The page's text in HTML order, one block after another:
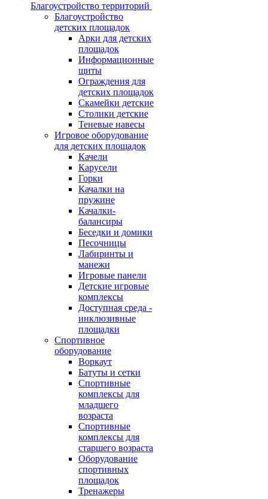
Благоустройство территорий
Благоустройство
детских площадок
Арки для детских
площадок
Информационные
щиты
Ограждения для
детских площадок
Скамейки детские
Столики детские
Теневые навесы
Игровое оборудование
для детских площадок
Качели
Карусели
Горки
Качалки на
пружине
Качалки-
балансиры
Беседки и домики
Песочницы
Лабиринты и
манежи
Игровые панели
Детские игровые
комплексы
Доступная среда -
инклюзивные
площадки
Спортивное
оборудование
Воркаут
Батуты и сетки
Спортивные
комплексы для
младшего
возраста
Спортивные
комплексы для
старшего возраста
Оборудование
спортивных
площадок
Тренажеры